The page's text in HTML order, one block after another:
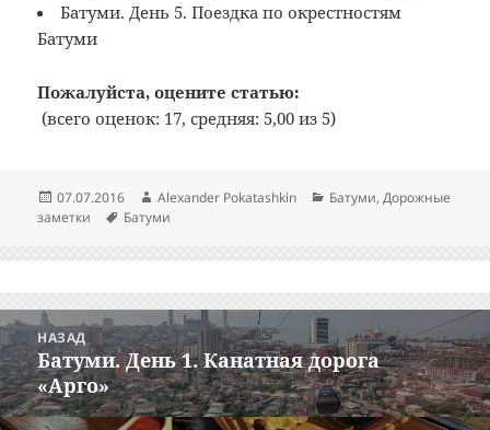
Батуми. День 5. Поездка по окрестностям
Батуми
Пожалуйста, оцените статью:
(всего оценок: 17, средняя: 5,00 из 5)
Опубликовано
07.07.2016 Автор
Alexander Pokatashkin Рубрики
Батуми,Дорожные
заметки
Метки
Батуми
Навигация
по
записям
НАЗАД
Предыдущая
запись:
Батуми. День 1. Канатная дорога
«Арго»